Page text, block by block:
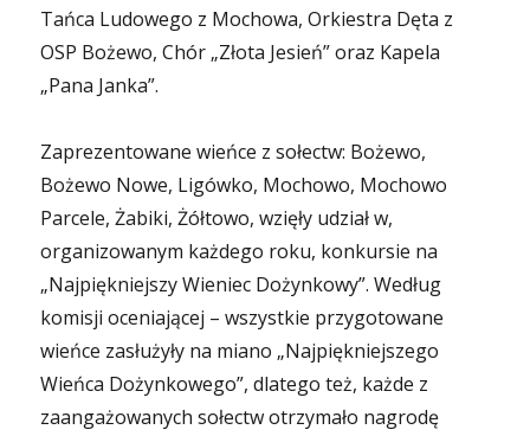
Tańca Ludowego z Mochowa, Orkiestra Dęta z
OSP Bożewo, Chór „Złota Jesień” oraz Kapela
„Pana Janka”.
Zaprezentowane wieńce z sołectw: Bożewo,
Bożewo Nowe, Ligówko, Mochowo, Mochowo
Parcele, Żabiki, Żółtowo, wzięły udział w,
organizowanym każdego roku, konkursie na
„Najpiękniejszy Wieniec Dożynkowy”. Według
komisji oceniającej – wszystkie przygotowane
wieńce zasłużyły na miano „Najpiękniejszego
Wieńca Dożynkowego”, dlatego też, każde z
zaangażowanych sołectw otrzymało nagrodę